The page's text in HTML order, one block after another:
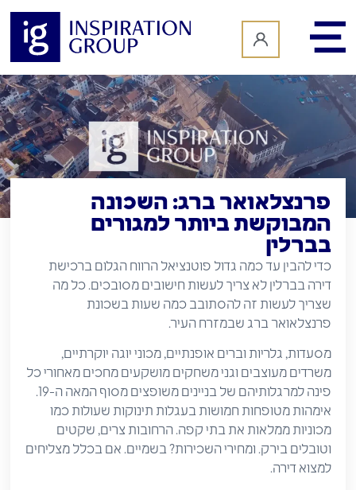
פרנצלאואר ברג: השכונה
המבוקשת ביותר למגורים
בברלין
כדי להבין עד כמה גדול פוטנציאל הרווח הגלום ברכישת
דירה בברלין לא צריך לעשות חישובים מסובכים. כל מה
שצריך לעשות זה להסתובב כמה שעות בשכונת
פרנצלאואר ברג שבמזרח העיר.
מסעדות, גלריות וברים אופנתיים, מכוני יוגה יוקרתיים,
משרדים מעוצבים וגני משחקים מושקעים מחכים מאחורי כל
פינה למרגלותיהם של בניינים משופצים מסוף המאה ה-19.
אימהות מטופחות חמושות בעגלות תינוקות שעולות כמו
מכוניות ממלאות את בתי קפה. הרחובות צרים, שקטים
וטובלים בירק. ומחירי השכירות? בשמיים. אם בכלל מצליחים
למצוא דירה.